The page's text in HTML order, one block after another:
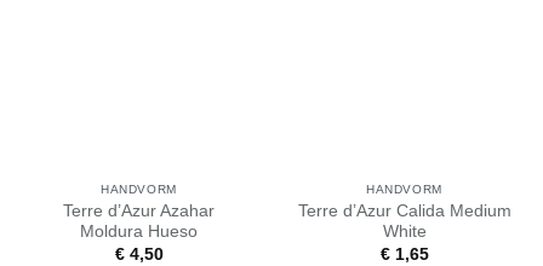
HANDVORM
Terre d’Azur Azahar
Moldura Hueso
€4,50
HANDVORM
Terre d’Azur Calida Medium
White
€1,65